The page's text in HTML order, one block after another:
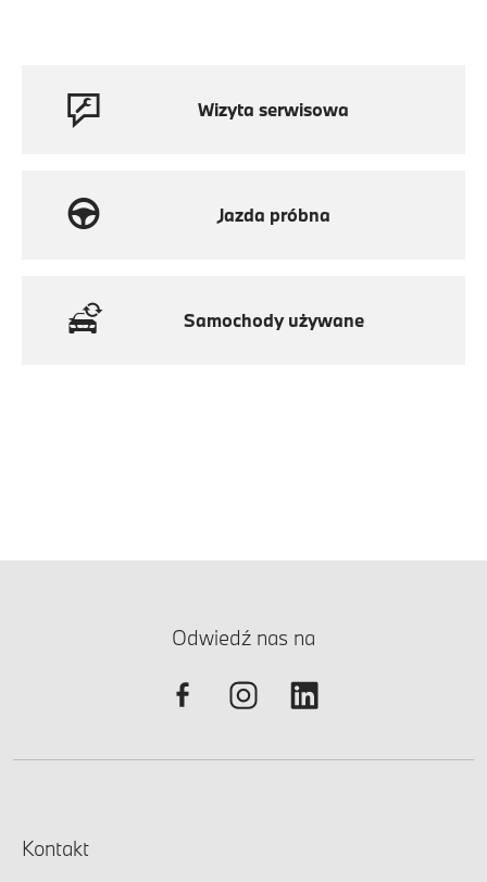
Wizyta serwisowa
Jazda próbna
Samochody używane
Odwiedź nas na
Kontakt